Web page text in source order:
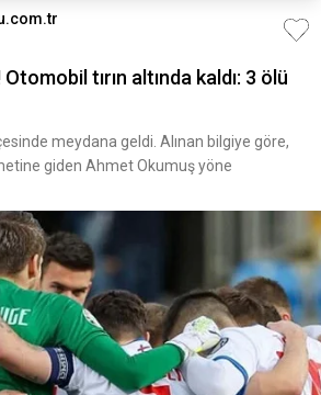
tırın altında kaldı: 3 ölü
meydana geldi. Alınan bilgiye göre,
giden Ahmet Okumuş yöne